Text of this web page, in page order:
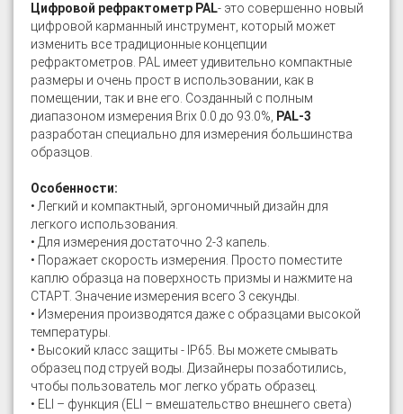
Цифровой рефрактометр PAL- это совершенно новый
цифровой карманный инструмент, который может
изменить все традиционные концепции
рефрактометров. PAL имеет удивительно компактные
размеры и очень прост в использовании, как в
помещении, так и вне его. Созданный с полным
диапазоном измерения Brix 0.0 до 93.0%,
PAL-3
разработан специально для измерения большинства
образцов.
Особенности:
• Легкий и компактный, эргономичный дизайн для
легкого использования.
• Для измерения достаточно 2-3 капель.
• Поражает скорость измерения. Просто поместите
каплю образца на поверхность призмы и нажмите на
СТАРТ. Значение измерения всего 3 секунды.
• Измерения производятся даже с образцами высокой
температуры.
• Высокий класс защиты - IP65. Вы можете смывать
образец под струей воды. Дизайнеры позаботились,
чтобы пользователь мог легко убрать образец.
• ELI – функция (ELI – вмешательство внешнего света)